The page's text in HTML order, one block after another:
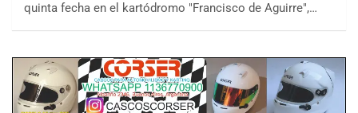
quinta fecha en el kartódromo "Francisco de Aguirre",…